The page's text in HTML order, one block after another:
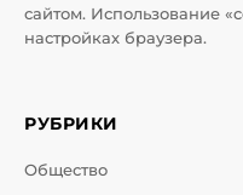
сайтом. Использование
настройках браузера.
РУБРИКИ
Общество